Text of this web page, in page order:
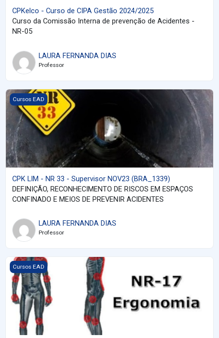
CPKelco - Curso de CIPA Gestão 2024/2025
Curso da Comissão Interna de prevenção de Acidentes -
NR-05
LAURA FERNANDA DIAS
Professor
Imagem do curso CPK LIM - NR 33 - Supervisor NOV23
Cursos EAD
CPK LIM - NR 33 - Supervisor NOV23 (BRA_1339)
DEFINIÇÃO, RECONHECIMENTO DE RISCOS EM ESPAÇOS
CONFINADO E MEIOS DE PREVENIR ACIDENTES
LAURA FERNANDA DIAS
Professor
Imagem do curso CPK LIM - Ergonomia NR17 NOV23
Cursos EAD